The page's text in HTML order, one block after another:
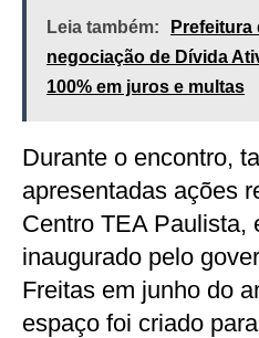
Leia também:
Prefeitura
negociação de Dívida
100% em juros e multas
Durante o encontro,
apresentadas ações
Centro TEA Paulista,
inaugurado pelo
Freitas em junho do
espaço foi criado